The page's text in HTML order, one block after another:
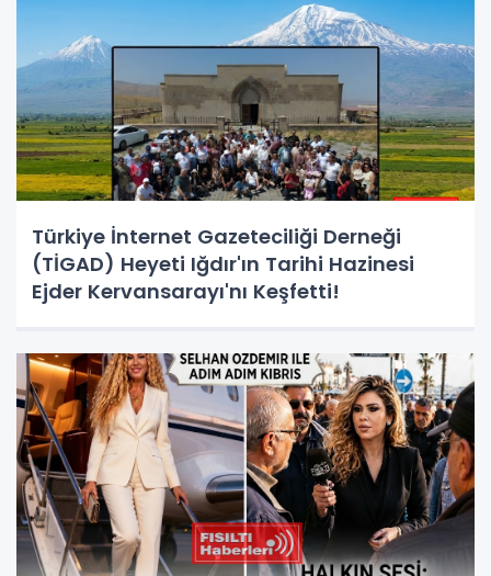
Türkiye İnternet Gazeteciliği Derneği
(TİGAD) Heyeti Iğdır'ın Tarihi Hazinesi
Ejder Kervansarayı'nı Keşfetti!